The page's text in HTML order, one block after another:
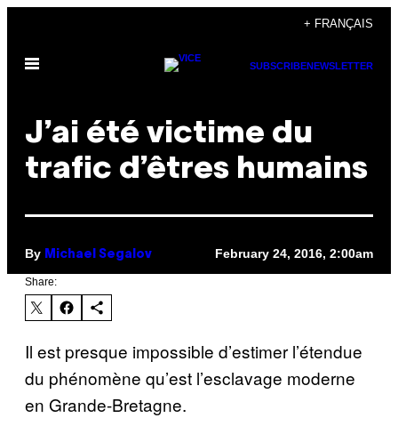
content
+ FRANÇAIS
Open
SUBSCRIBENEWSLETTER
J’ai été victime du
trafic d’êtres humains
By Michael Segalov February 24, 2016, 2:00am
Share:
Il est presque impossible d’estimer l’étendue
du phénomène qu’est l’esclavage moderne
en Grande-Bretagne.